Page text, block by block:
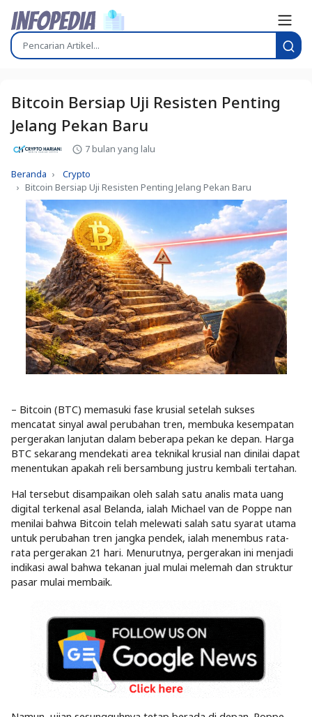
Bitcoin Bersiap Uji Resisten Penting
Jelang Pekan Baru
7 bulan yang lalu
Beranda
Crypto
Bitcoin Bersiap Uji Resisten Penting Jelang Pekan Baru
– Bitcoin (BTC) memasuki fase krusial setelah sukses
mencatat sinyal awal perubahan tren, membuka kesempatan
pergerakan lanjutan dalam beberapa pekan ke depan. Harga
BTC sekarang mendekati area teknikal krusial nan dinilai dapat
menentukan apakah reli bersambung justru kembali tertahan.
Hal tersebut disampaikan oleh salah satu analis mata uang
digital terkenal asal Belanda, ialah Michael van de Poppe nan
menilai bahwa Bitcoin telah melewati salah satu syarat utama
untuk perubahan tren jangka pendek, ialah menembus rata-
rata pergerakan 21 hari. Menurutnya, pergerakan ini menjadi
indikasi awal bahwa tekanan jual mulai melemah dan struktur
pasar mulai membaik.